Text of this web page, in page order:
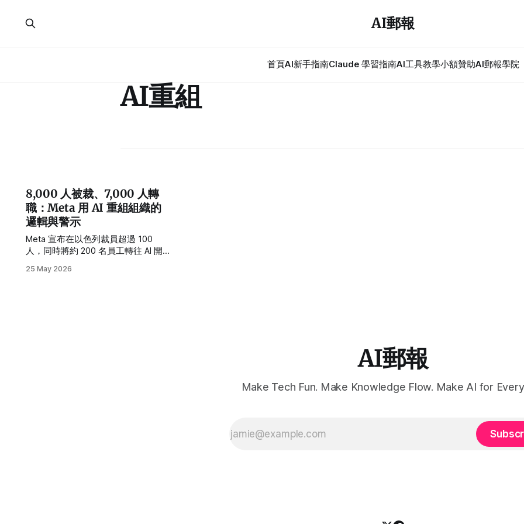
AI郵報
首頁AI新手指南Claude 學習指南AI工具教學小額贊助AI郵報學院
AI重組
8,000 人被裁、7,000 人轉
職：Meta 用 AI 重組組織的
邏輯與警示
Meta 宣布在以色列裁員超過 100
人，同時將約 200 名員工轉往 AI 開
配置。這不只是一則裁員新聞，而是
25 May 2026
AI郵報
Make Tech Fun. Make Knowledge Flow. Make AI for